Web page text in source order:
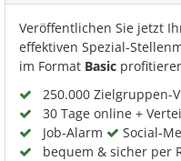
Veröffentlichen Sie jetzt
effektiven Spezial-
im Format Basic
250.000 Zielgruppen-
30 Tage online +
Job-Alarm
Social-
bequem & sicher per